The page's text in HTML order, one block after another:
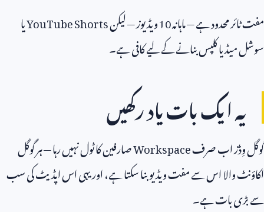
مفت ٹائر محدود ہے — ماہانہ10ویڈیوز — لیکنYouTube Shortsیا
سوشل میڈیا کلپس بنانے کے لیے کافی ہے۔
یہ ایک بات یاد رکھیں
گوگل وِڈز اب صرفWorkspaceصارفین کا ٹول نہیں رہا — ہر گوگل
اکاؤنٹ والا اس سے مفت ویڈیو بنا سکتا ہے، اور یہی اس اپڈیٹ کی سب
سے بڑی بات ہے۔